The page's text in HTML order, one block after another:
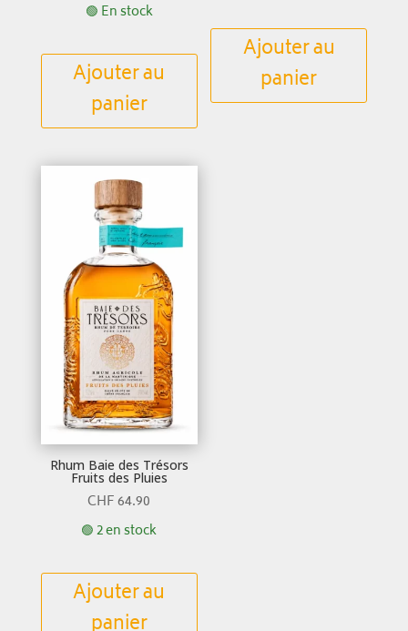
🟢 En stock
Ajouter au
panier
Ajouter au
panier
Rhum Baie des Trésors
Fruits des Pluies
CHF64.90
🟢 2 en stock
Ajouter au